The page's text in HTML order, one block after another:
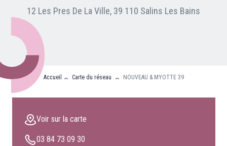
Carte du réseau
Nos partenaires
Clients professionnels
12 Les Pres De La Ville, 39 110 Salins Les Bains
Accueil Carte du réseau NOUVEAU & MYOTTE 39
Voir sur la carte
03 84 73 09 30